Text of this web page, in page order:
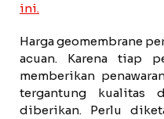
ini.
Harga geomembrane
acuan. Karena tiap
memberikan
tergantung kualitas
diberikan. Perlu